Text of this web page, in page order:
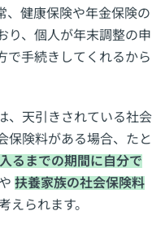
、健康保険や年金保険の
り、個人が年末調整の申
で手続きしてくれるから
、天引きされている社会
保険料がある場合、たと
るまでの期間に自分で
や 扶養家族の社会保険料
えられます。